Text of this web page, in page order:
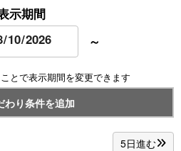
示期間
～
とで表示期間を変更できます
わり条件を追加
5日進む